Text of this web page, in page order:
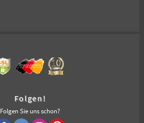
Folgen!
Folgen Sie uns schon?